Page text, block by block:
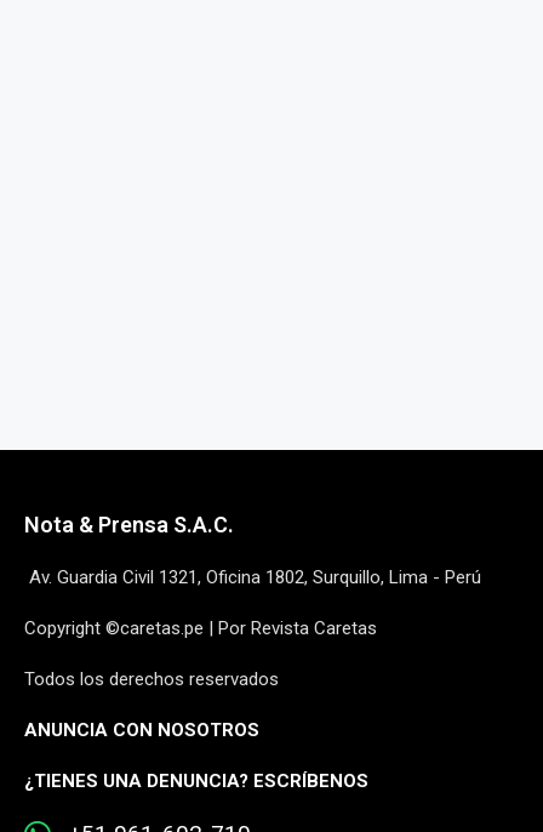
Nota & Prensa S.A.C.
Av. Guardia Civil 1321, Oficina 1802, Surquillo, Lima - Perú
Copyright ©caretas.pe | Por Revista Caretas
Todos los derechos reservados
ANUNCIA CON NOSOTROS
¿TIENES UNA DENUNCIA? ESCRÍBENOS